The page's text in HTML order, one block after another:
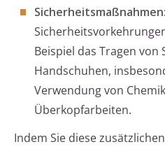
Sicherheitsmaßnahmen:
Beispiel das Tragen
Handschuhen,
Verwendung von
Überkopfarbeiten.
Indem Sie diese